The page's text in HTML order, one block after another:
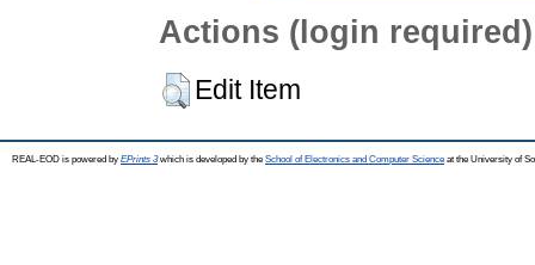
Actions (login required)
Edit Item
REAL-EOD is powered by EPrints 3which is developed by the School of Electronics and Computer Science at the University of